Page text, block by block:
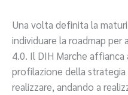
Una volta definita la
individuare la roadmap per
4.0. Il DIH Marche
profilazione della strategia
realizzare, andando a